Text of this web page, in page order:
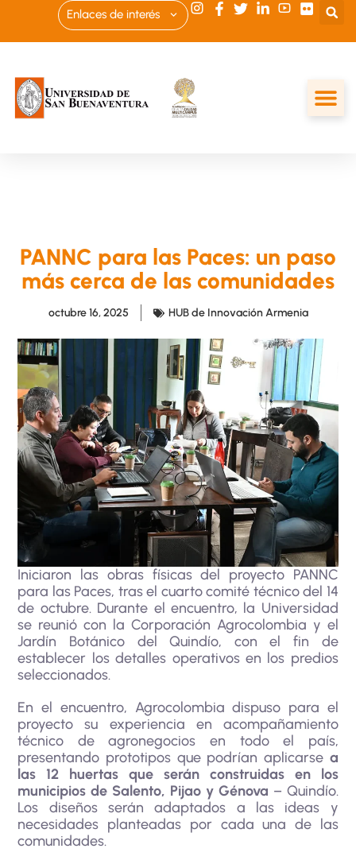
Enlaces de interés
PANNC para las Paces: un paso
más cerca de las comunidades
octubre 16, 2025 HUB de Innovación Armenia
Iniciaron las obras físicas del proyecto PANNC
para las Paces, tras el cuarto comité técnico del 14
de octubre. Durante el encuentro, la Universidad
se reunió con la Corporación Agrocolombia y el
Jardín Botánico del Quindío, con el fin de
establecer los detalles operativos en los predios
seleccionados.
En el encuentro, Agrocolombia dispuso para el
proyecto su experiencia en acompañamiento
técnico de agronegocios en todo el país,
presentando prototipos que podrían aplicarse a
las 12 huertas que serán construidas en los
municipios de Salento, Pijao y Génova – Quindío.
Los diseños serán adaptados a las ideas y
necesidades planteadas por cada una de las
comunidades.